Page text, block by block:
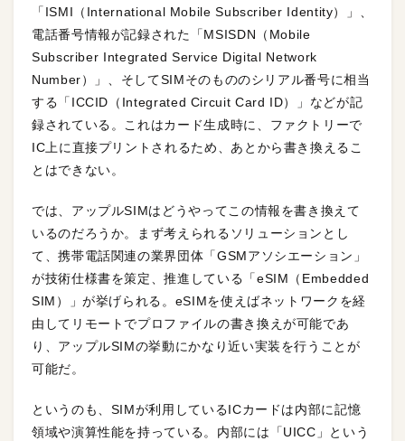
「ISMI（International Mobile Subscriber Identity）」、
電話番号情報が記録された「MSISDN（Mobile
Subscriber Integrated Service Digital Network
Number）」、そしてSIMそのもののシリアル番号に相当
する「ICCID（Integrated Circuit Card ID）」などが記
録されている。これはカード生成時に、ファクトリーで
IC上に直接プリントされるため、あとから書き換えるこ
とはできない。
では、アップルSIMはどうやってこの情報を書き換えて
いるのだろうか。まず考えられるソリューションとし
て、携帯電話関連の業界団体「GSMアソシエーション」
が技術仕様書を策定、推進している「eSIM（Embedded
SIM）」が挙げられる。eSIMを使えばネットワークを経
由してリモートでプロファイルの書き換えが可能であ
り、アップルSIMの挙動にかなり近い実装を行うことが
可能だ。
というのも、SIMが利用しているICカードは内部に記憶
領域や演算性能を持っている。内部には「UICC」という